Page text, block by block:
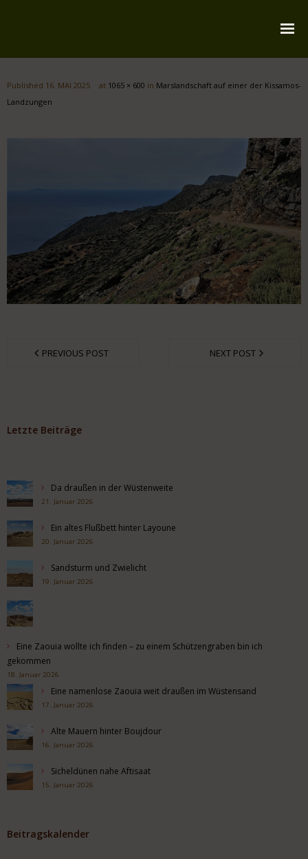
Über mich
Datenschutz
Published 16. MAI 2025 at 1065 × 600 in Marslandschaft auf einer der Kissamos-
Landzungen
PREVIOUS POST NEXT POST
Letzte Beiträge
Da draußen in der Wüstenweite
21. Januar 2026
Ein altes Flußbett hinter Layoune
20. Januar 2026
Sandsturm und Zwielicht
19. Januar 2026
Eine Zaouia wollte ich finden – zu einem Schützengraben bin ich
gekommen
18. Januar 2026
Eine namenlose Zaouia weit draußen im Wüstensand
17. Januar 2026
Alte Mauern hinter Boujdour
16. Januar 2026
Sicheldünen nahe Aftisaat
15. Januar 2026
Beitragskalender